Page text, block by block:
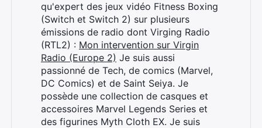
qu'expert des jeux vidéo Fitness Boxing
(Switch et Switch 2) sur plusieurs
émissions de radio dont Virging Radio
(RTL2) : Mon intervention sur Virgin
Radio (Europe 2) Je suis aussi
passionné de Tech, de comics (Marvel,
DC Comics) et de Saint Seiya. Je
possède une collection de casques et
accessoires Marvel Legends Series et
des figurines Myth Cloth EX. Je suis